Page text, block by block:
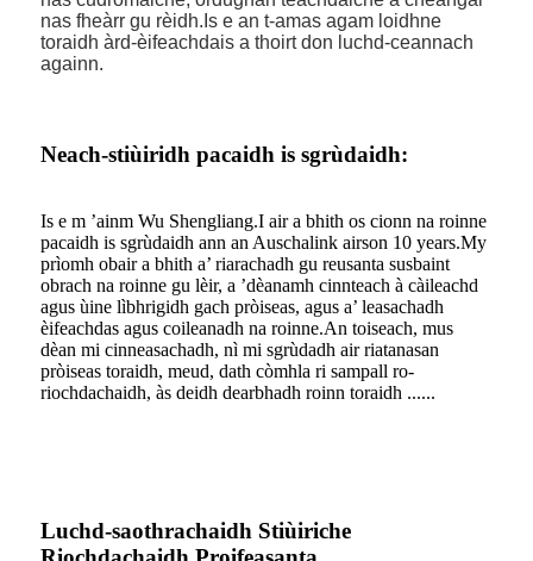
nas fheàrr gu rèidh.Is e an t-amas agam loidhne
toraidh àrd-èifeachdais a thoirt don luchd-ceannach
againn.
Neach-stiùiridh pacaidh is sgrùdaidh:
Is e m ’ainm Wu Shengliang.I air a bhith os cionn na roinne
pacaidh is sgrùdaidh ann an Auschalink airson 10 years.My
prìomh obair a bhith a’ riarachadh gu reusanta susbaint
obrach na roinne gu lèir, a ’dèanamh cinnteach à càileachd
agus ùine lìbhrigidh gach pròiseas, agus a’ leasachadh
èifeachdas agus coileanadh na roinne.An toiseach, mus
dèan mi cinneasachadh, nì mi sgrùdadh air riatanasan
pròiseas toraidh, meud, dath còmhla ri sampall ro-
riochdachaidh, às deidh dearbhadh roinn toraidh ......
Luchd-saothrachaidh Stiùiriche